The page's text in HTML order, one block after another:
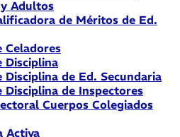
Adultos
de Méritos de Ed.
Celadores
Disciplina
Disciplina de Ed. Secundaria
Disciplina de Inspectores
Cuerpos Colegiados
Activa